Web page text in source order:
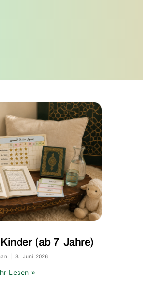
(ab 7 Jahre)
3. Juni 2026
Lesen »